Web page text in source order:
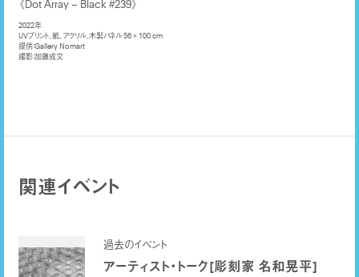
《Dot Array – Black #239》
2022年
UVプリント、紙、アクリル、木製パネル 56 × 100 cm
提供：Gallery Nomart
撮影：加藤成文
関連イベント
過去のイベント
アーティスト・トーク[彫刻家 名和晃平]